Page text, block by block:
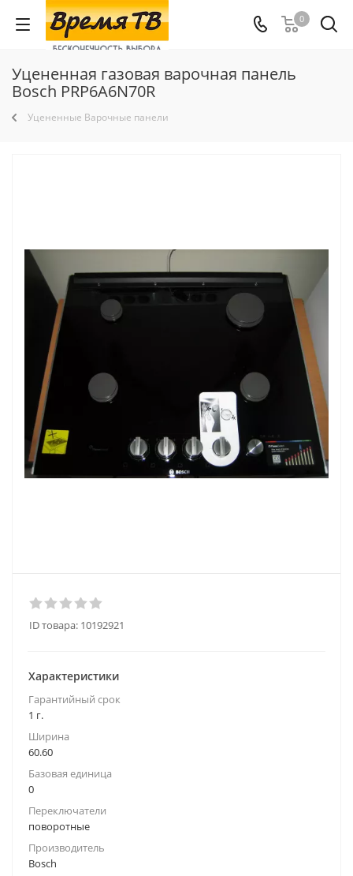
0
Уцененная газовая варочная панель
Bosch PRP6A6N70R
Уцененные Варочные панели
ID товара: 10192921
Характеристики
Гарантийный срок
1 г.
Ширина
60.60
Базовая единица
0
Переключатели
поворотные
Производитель
Bosch